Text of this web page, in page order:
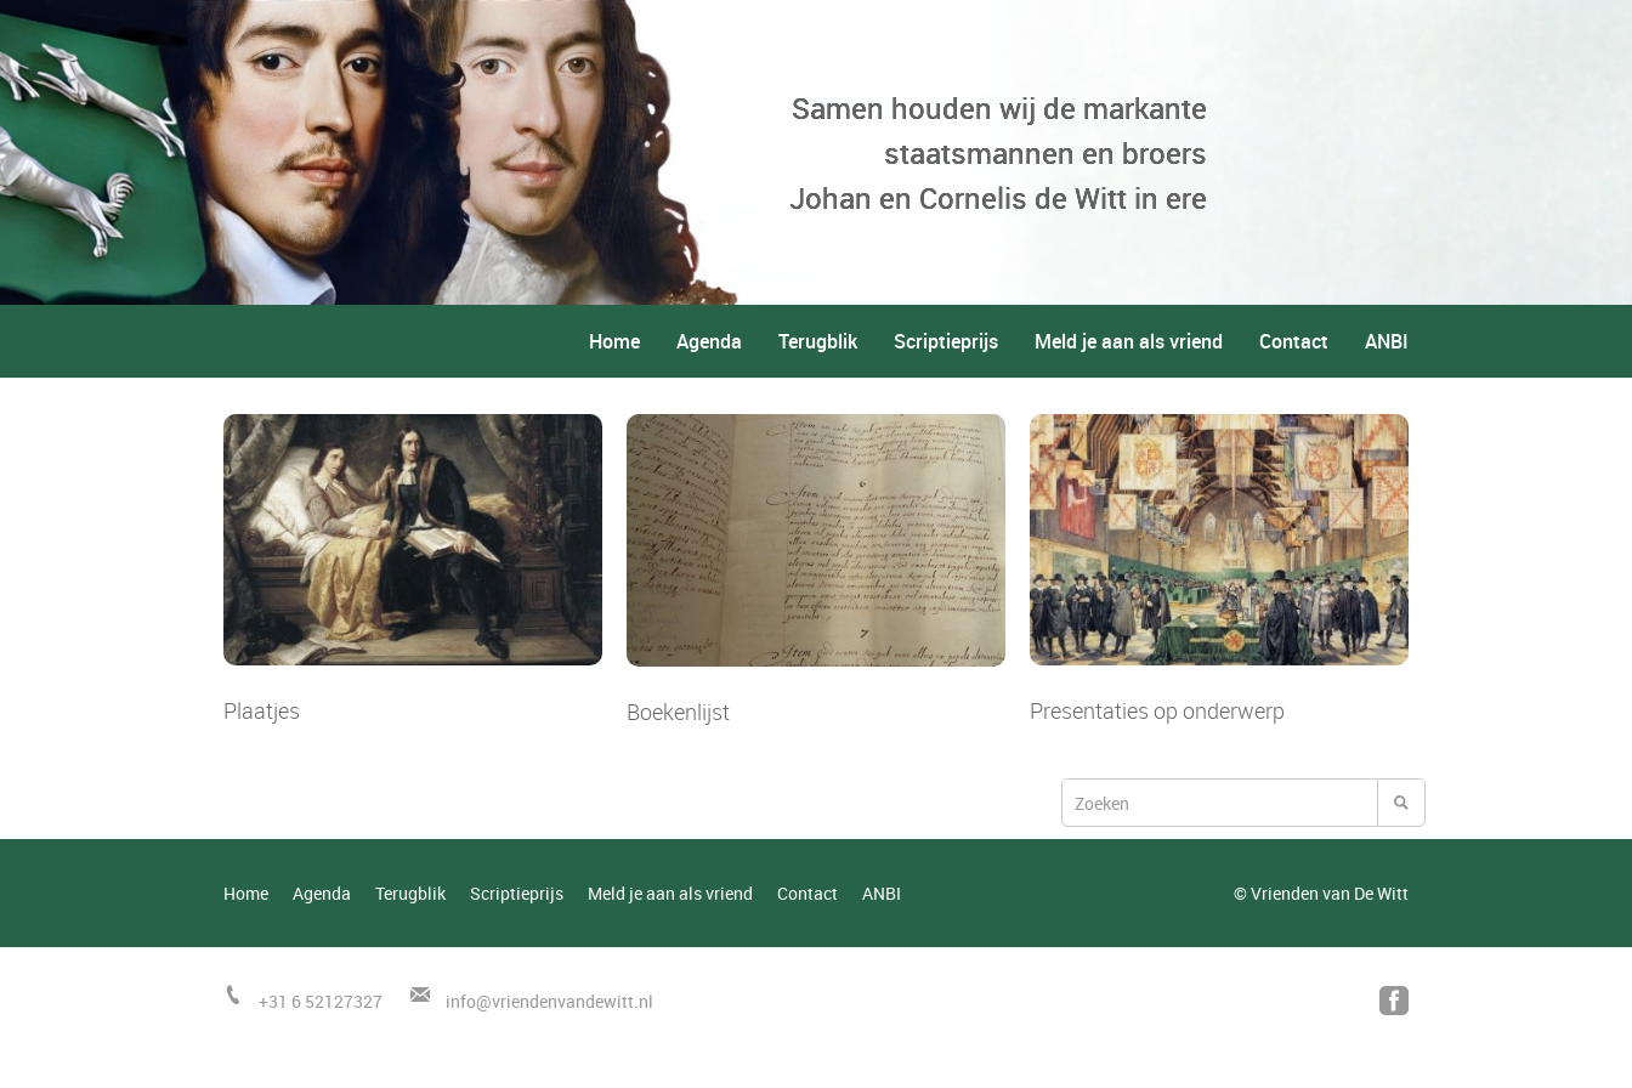
Samen houden wij de markante
staatsmannen en broers
Johan en Cornelis de Witt in ere
Home Agenda Terugblik Scriptieprijs Meld je aan als vriend Contact ANBI
Plaatjes Boekenlijst Presentaties op onderwerp
Home Agenda Terugblik Scriptieprijs Meld je aan als vriend Contact ANBI © Vrienden van De Witt
+31 6 52127327 info@vriendenvandewitt.nl